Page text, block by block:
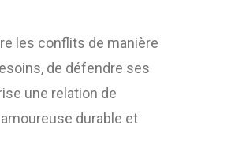
les conflits de manière
de défendre ses
une relation de
durable et